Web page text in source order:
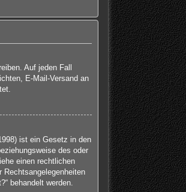
Auf jeden Fall
E-Mail-Versand an
ist ein Gesetz in den
des oder
einen rechtlichen
behandelt werden.